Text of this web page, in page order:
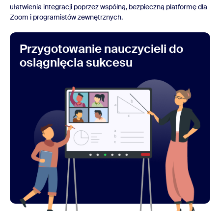
ułatwienia integracji poprzez wspólną, bezpieczną platformę dla
Zoom i programistów zewnętrznych.
Przygotowanie nauczycieli do
osiągnięcia sukcesu